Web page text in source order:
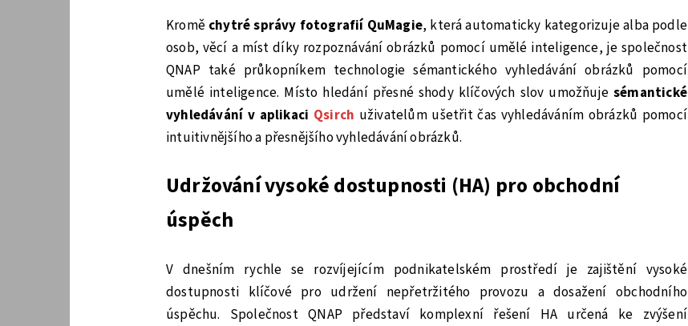
Kromě chytré správy fotografií QuMagie, která automaticky kategorizuje alba podle
osob, věcí a míst díky rozpoznávání obrázků pomocí umělé inteligence, je společnost
QNAP také průkopníkem technologie sémantického vyhledávání obrázků pomocí
umělé inteligence. Místo hledání přesné shody klíčových slov umožňuje sémantické
vyhledávání v aplikaci Qsirch uživatelům ušetřit čas vyhledáváním obrázků pomocí
intuitivnějšího a přesnějšího vyhledávání obrázků.
Udržování vysoké dostupnosti (HA) pro obchodní
úspěch
V dnešním rychle se rozvíjejícím podnikatelském prostředí je zajištění vysoké
dostupnosti klíčové pro udržení nepřetržitého provozu a dosažení obchodního
úspěchu. Společnost QNAP představí komplexní řešení HA určená ke zvýšení